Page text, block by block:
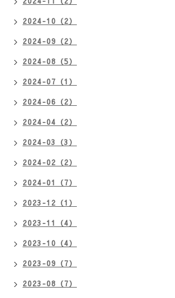
2024-10（2）
2024-09（2）
2024-08（5）
2024-07（1）
2024-06（2）
2024-04（2）
2024-03（3）
2024-02（2）
2024-01（7）
2023-12（1）
2023-11（4）
2023-10（4）
2023-09（7）
2023-08（7）